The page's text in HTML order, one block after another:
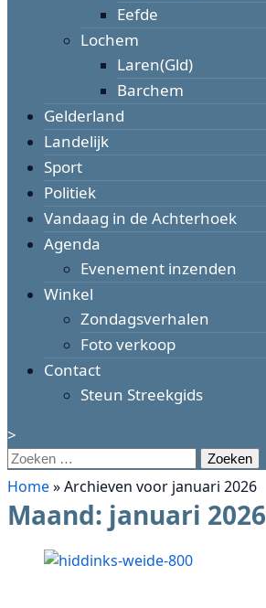
Eefde
Lochem
Laren(Gld)
Barchem
Gelderland
Landelijk
Sport
Politiek
Vandaag in de Achterhoek
Agenda
Evenement inzenden
Winkel
Zondagsverhalen
Foto verkoop
Contact
Steun Streekgids
>
Zoeken
naar:
Home»Archieven voor januari 2026
Maand: januari 2026